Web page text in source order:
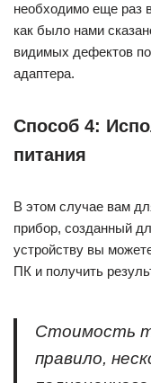
необходимо еще раз
как было нами
видимых дефектов
адаптера.
Способ 4:
питания
В этом случае вам
прибор, созданный
устройству вы
ПК и получить
Стоимость
правило,